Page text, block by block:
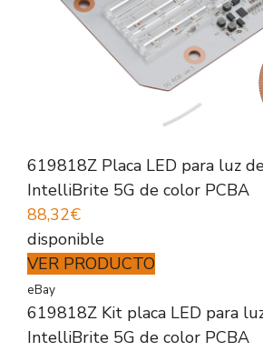
619818Z Placa LED para luz
IntelliBrite 5G de color PCBA
88,32€
disponible
VER PRODUCTO
eBay
619818Z Kit placa LED para
IntelliBrite 5G de color PCBA